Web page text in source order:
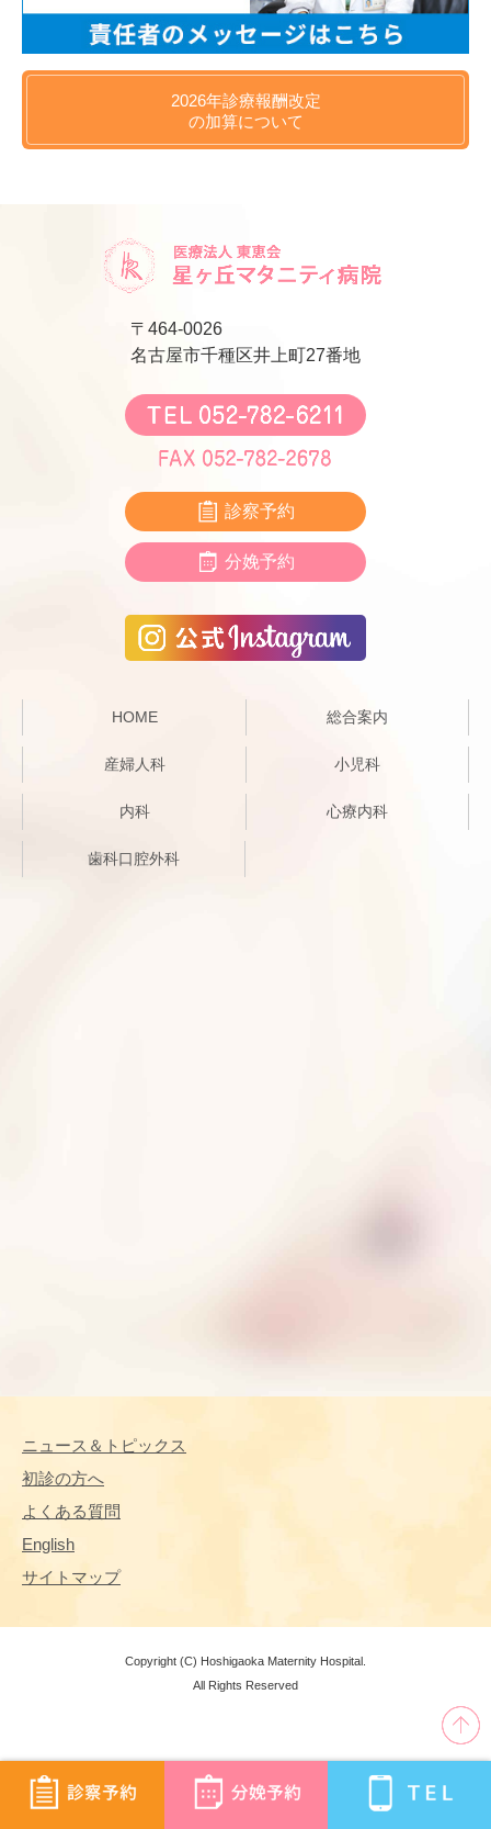
2026年診療報酬改定
の加算について
〒464-0026
名古屋市千種区井上町27番地
診察予約
分娩予約
HOME 総合案内
産婦人科 小児科
内科 心療内科
歯科口腔外科
ニュース＆トピックス
初診の方へ
よくある質問
English
サイトマップ
Copyright (C) Hoshigaoka Maternity Hospital.
All Rights Reserved